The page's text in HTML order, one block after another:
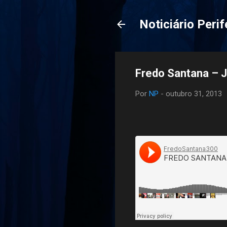
Noticiário
Fredo Santana –
Por NP - outubro 31, 2013